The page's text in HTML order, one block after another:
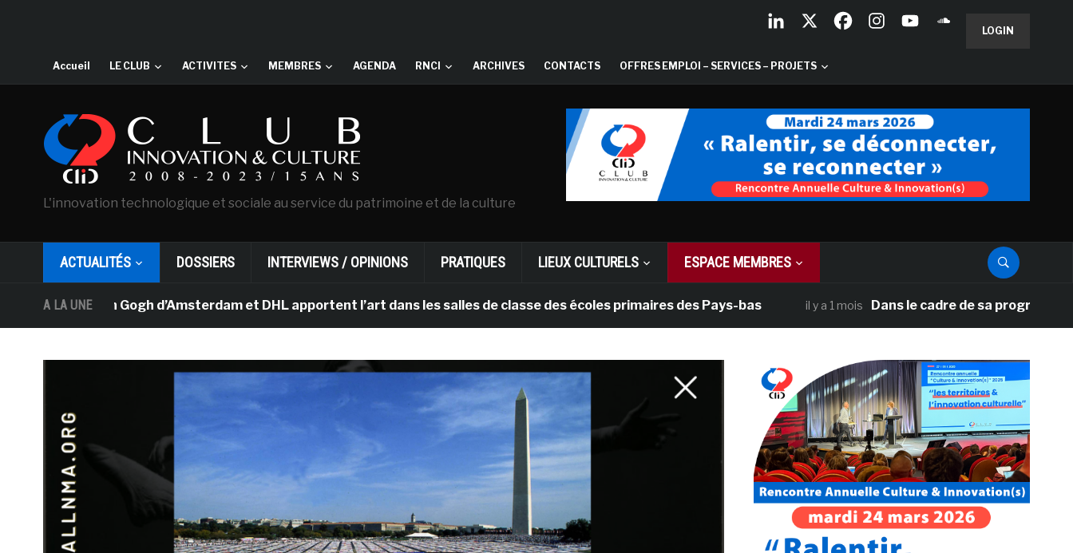
LOGIN
Accueil LE CLUB ACTIVITES MEMBRES AGENDA RNCI ARCHIVES CONTACTS OFFRES EMPLOI – SERVICES – PROJETS
L'innovation technologique et sociale au service du patrimoine et de la culture
ACTUALITÉS DOSSIERS INTERVIEWS / OPINIONS PRATIQUES LIEUX CULTURELS ESPACE MEMBRES
A LA UNE
Van Gogh d’Amsterdam et DHL apportent l’art dans les salles de classe des écoles primaires des Pays-bas il y a 1 mois Dans le cadre de sa programmation